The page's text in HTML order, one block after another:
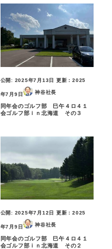
公開: 2025年7月13日 更新：2025
年7月9日 神谷社長
同年会のゴルフ部 巳午４ロ４１
会ゴルフ部ｉｎ北海道 その３
公開: 2025年7月12日 更新：2025
年7月9日 神谷社長
同年会のゴルフ部 巳午４ロ４１
会ゴルフ部ｉｎ北海道 その２